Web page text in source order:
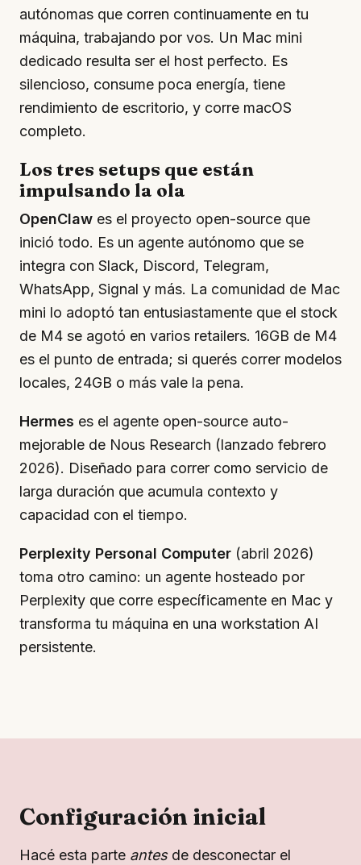
autónomas que corren continuamente en tu
máquina, trabajando por vos. Un Mac mini
dedicado resulta ser el host perfecto. Es
silencioso, consume poca energía, tiene
rendimiento de escritorio, y corre macOS
completo.
Los tres setups que están
impulsando la ola
OpenClaw es el proyecto open-source que
inició todo. Es un agente autónomo que se
integra con Slack, Discord, Telegram,
WhatsApp, Signal y más. La comunidad de Mac
mini lo adoptó tan entusiastamente que el stock
de M4 se agotó en varios retailers. 16GB de M4
es el punto de entrada; si querés correr modelos
locales, 24GB o más vale la pena.
Hermes es el agente open-source auto-
mejorable de Nous Research (lanzado febrero
2026). Diseñado para correr como servicio de
larga duración que acumula contexto y
capacidad con el tiempo.
Perplexity Personal Computer (abril 2026)
toma otro camino: un agente hosteado por
Perplexity que corre específicamente en Mac y
transforma tu máquina en una workstation AI
persistente.
Configuración inicial
Hacé esta parte antesde desconectar el